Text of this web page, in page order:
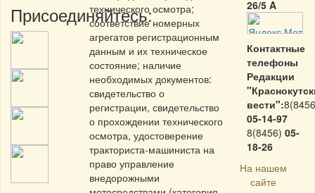
Присоединяйтесь:
технического осмотра;
соответствие номерных
агрегатов регистрационным
данным и их техническое
состояние; наличие
необходимых документов:
свидетельство о
регистрации, свидетельство
о прохождении технического
осмотра, удостоверение
тракториста-машиниста на
право управление
внедорожными
26/5 A
Контактные
телефоны
Редакции
вести":
05-14-97
8(8456) 05-
18-26
На нашем
сайте